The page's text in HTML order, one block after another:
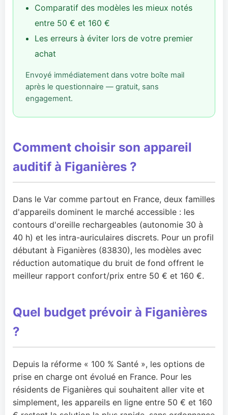
Comparatif des modèles les mieux notés
entre 50 € et 160 €
Les erreurs à éviter lors de votre premier
achat
Envoyé immédiatement dans votre boîte mail
après le questionnaire — gratuit, sans
engagement.
Comment choisir son appareil
auditif à Figanières ?
Dans le Var comme partout en France, deux familles
d'appareils dominent le marché accessible : les
contours d'oreille rechargeables (autonomie 30 à
40 h) et les intra-auriculaires discrets. Pour un profil
débutant à Figanières (83830), les modèles avec
réduction automatique du bruit de fond offrent le
meilleur rapport confort/prix entre 50 € et 160 €.
Quel budget prévoir à Figanières
?
Depuis la réforme « 100 % Santé », les options de
prise en charge ont évolué en France. Pour les
résidents de Figanières qui souhaitent aller vite et
simplement, les appareils en ligne entre 50 € et 160